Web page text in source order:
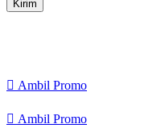
Ambil Promo
Ambil Promo